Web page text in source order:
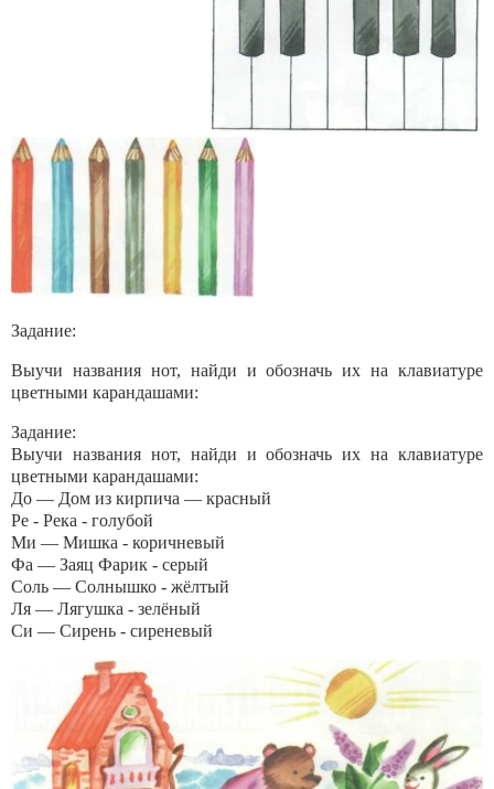
Задание:
Выучи названия нот, найди и обозначь их на клавиатуре
цветными карандашами:
Задание:
Выучи названия нот, найди и обозначь их на клавиатуре
цветными карандашами:
До — Дом из кирпича — красный
Ре - Река - голубой
Ми — Мишка - коричневый
Фа — Заяц Фарик - серый
Соль — Солнышко - жёлтый
Ля — Лягушка - зелёный
Си — Сирень - сиреневый